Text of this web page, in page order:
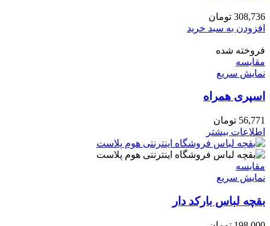
308,736 تومان
افزودن به سبد خرید
فروخته شده
مقايسه
نمایش سریع
اسپری همراه
56,771 تومان
اطلاعات بیشتر
مقايسه
نمایش سریع
بقچه لباس بارکد دار